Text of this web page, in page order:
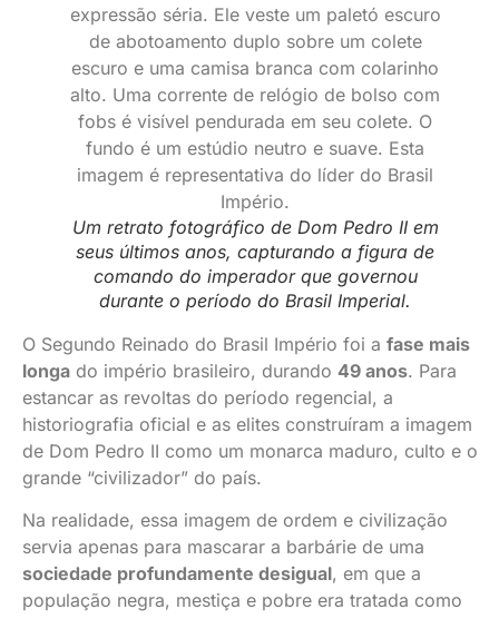
Um retrato fotográfico de Dom Pedro II em
seus últimos anos, capturando a figura de
comando do imperador que governou
durante o período do Brasil Imperial.
O Segundo Reinado do Brasil Império foi a fase mais
longa do império brasileiro, durando 49 anos. Para
estancar as revoltas do período regencial, a
historiografia oficial e as elites construíram a imagem
de Dom Pedro II como um monarca maduro, culto e o
grande “civilizador” do país.
Na realidade, essa imagem de ordem e civilização
servia apenas para mascarar a barbárie de uma
sociedade profundamente desigual, em que a
população negra, mestiça e pobre era tratada como